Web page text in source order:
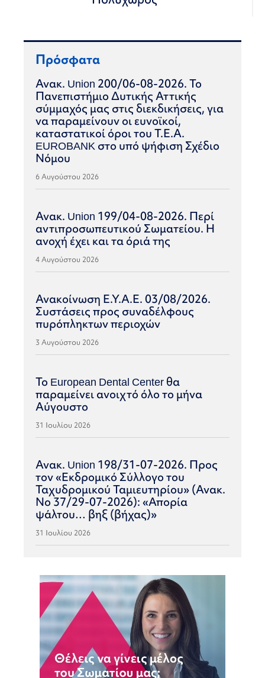
Πρόσφατα
Ανακ. Union 200/06-08-2026. Το
Πανεπιστήμιο Δυτικής Αττικής
σύμμαχός μας στις διεκδικήσεις, για
να παραμείνουν οι ευνοϊκοί,
καταστατικοί όροι του Τ.Ε.Α.
EUROBANK στο υπό ψήφιση Σχέδιο
Νόμου
6 Αυγούστου 2026
Ανακ. Union 199/04-08-2026. Περί
αντιπροσωπευτικού Σωματείου. Η
ανοχή έχει και τα όριά της
4 Αυγούστου 2026
Ανακοίνωση Ε.Υ.Α.Ε. 03/08/2026.
Συστάσεις προς συναδέλφους
πυρόπληκτων περιοχών
3 Αυγούστου 2026
Το European Dental Center θα
παραμείνει ανοιχτό όλο το μήνα
Αύγουστο
31 Ιουλίου 2026
Ανακ. Union 198/31-07-2026. Προς
τον «Εκδρομικό Σύλλογο του
Ταχυδρομικού Ταμιευτηρίου» (Ανακ.
Νο 37/29-07-2026): «Απορία
ψάλτου… βηξ (βήχας)»
31 Ιουλίου 2026